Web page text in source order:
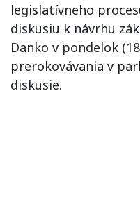
legislatívneho
diskusiu k návrhu
Danko v pondelok
prerokovávania v
diskusie.